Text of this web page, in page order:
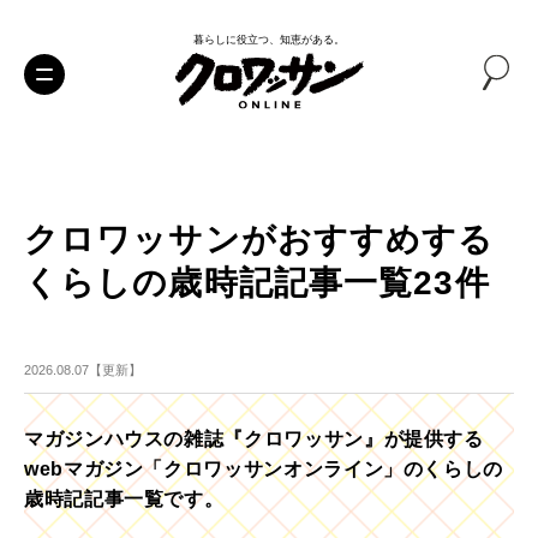
暮らしに役立つ、知恵がある。
クロワッサンがおすすめする
くらしの歳時記記事一覧23件
2026.08.07【更新】
マガジンハウスの雑誌『クロワッサン』が提供する
webマガジン「クロワッサンオンライン」のくらしの
歳時記記事一覧です。